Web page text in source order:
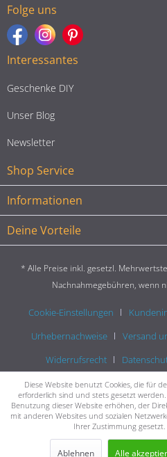
Folge uns
Interessantes
Geschenke DIY
Unser Blog
Newsletter
Shop Service
Informationen
Deine Vorteile
* Alle Preise inkl. gesetzl.
Nachnahmegebühren, wenn
Cookie-Einstellungen
Urhebernachweise
Versand
Widerrufsrecht
Diese Website benutzt Cookies, die für
erforderlich sind und stets gesetzt
Benutzung dieser Website erhöhen, der
mit anderen Websites und sozialen
Ihrer Zustimmung gesetzt.
Ablehnen Alle